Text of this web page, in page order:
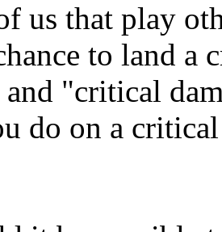
us that play
to land
and "critical
do on a